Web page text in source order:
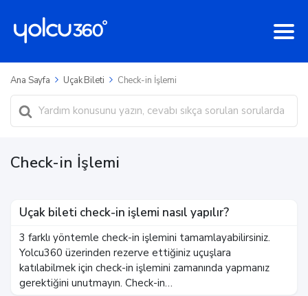
Ana Sayfa Uçak Bileti Check-in İşlemi
Ara
Check-in İşlemi
Uçak bileti check-in işlemi nasıl yapılır?
3 farklı yöntemle check-in işlemini tamamlayabilirsiniz.
Yolcu360 üzerinden rezerve ettiğiniz uçuşlara
katılabilmek için check-in işlemini zamanında yapmanız
gerektiğini unutmayın. Check-in…